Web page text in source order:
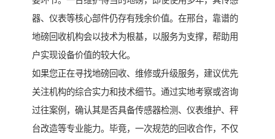
器、仪表等核心部件仍存有残余价值。在邢台，靠谱的
地磅回收机构会以技术为根基，以服务为支撑，帮助用
户实现设备价值的较大化。
如果您正在寻找地磅回收、维修或升级服务，建议优先
关注机构的综合实力和技术细节。通过实地考察或咨询
过往案例，确认其是否具备传感器检测、仪表维护、秤
台改造等专业能力。毕竟，一次规范的回收合作，不仅